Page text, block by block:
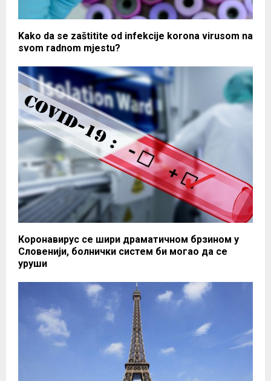
Kako da se zaštitite od infekcije korona virusom na
svom radnom mjestu?
Коронавирус се шири драматичном брзином у
Словенији, болнички систем би могао да се
уруши